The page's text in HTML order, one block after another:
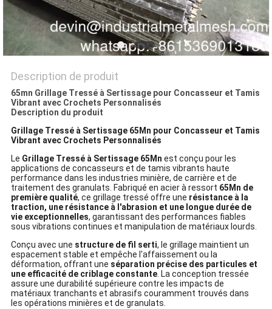
Description de produit
65mn Grillage Tressé à Sertissage pour Concasseur et Tamis
Vibrant avec Crochets Personnalisés
Description du produit
Grillage Tressé à Sertissage 65Mn pour Concasseur et Tamis
Vibrant avec Crochets Personnalisés
Le Grillage Tressé à Sertissage 65Mn est conçu pour les
applications de concasseurs et de tamis vibrants haute
performance dans les industries minière, de carrière et de
traitement des granulats. Fabriqué en acier à ressort 65Mn de
première qualité, ce grillage tressé offre une résistance à la
traction, une résistance à l'abrasion et une longue durée de
vie exceptionnelles, garantissant des performances fiables
sous vibrations continues et manipulation de matériaux lourds.
Conçu avec une structure de fil serti, le grillage maintient un
espacement stable et empêche l'affaissement ou la
déformation, offrant une séparation précise des particules et
une efficacité de criblage constante. La conception tressée
assure une durabilité supérieure contre les impacts de
matériaux tranchants et abrasifs couramment trouvés dans
les opérations minières et de granulats.